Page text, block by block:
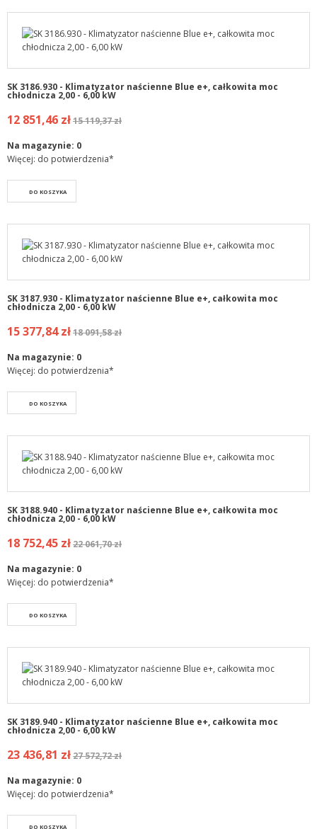
SK 3186.930 - Klimatyzator naścienne Blue e+, całkowita moc
chłodnicza 2,00 - 6,00 kW
12 851,46 zł15 119,37 zł
Na magazynie: 0
Więcej: do potwierdzenia*
DO KOSZYKA
SK 3187.930 - Klimatyzator naścienne Blue e+, całkowita moc
chłodnicza 2,00 - 6,00 kW
15 377,84 zł18 091,58 zł
Na magazynie: 0
Więcej: do potwierdzenia*
DO KOSZYKA
SK 3188.940 - Klimatyzator naścienne Blue e+, całkowita moc
chłodnicza 2,00 - 6,00 kW
18 752,45 zł22 061,70 zł
Na magazynie: 0
Więcej: do potwierdzenia*
DO KOSZYKA
SK 3189.940 - Klimatyzator naścienne Blue e+, całkowita moc
chłodnicza 2,00 - 6,00 kW
23 436,81 zł27 572,72 zł
Na magazynie: 0
Więcej: do potwierdzenia*
DO KOSZYKA